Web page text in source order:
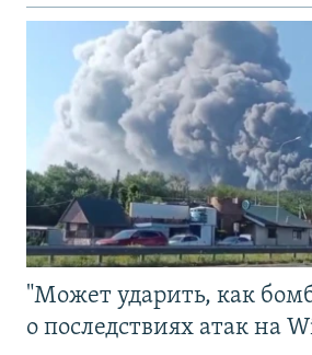
"Может ударить, как
о последствиях атак на